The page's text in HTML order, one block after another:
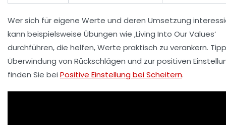
Wer sich für eigene Werte und deren Umsetzung
kann beispielsweise Übungen wie ‚Living Into Our Values‘
durchführen, die helfen, Werte praktisch zu verankern.
Überwindung von Rückschlägen und zur positiven
finden Sie bei Positive Einstellung bei Scheitern.